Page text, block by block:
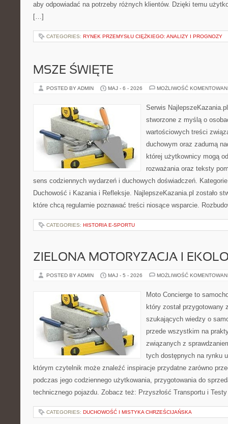
aby odpowiadać na potrzeby różnych klientów. Dzięki temu
[…]
CATEGORIES: RYNEK PRZEMYSŁU CIĘŻKIEGO: ANALIZY I PROGNOZY
MSZE ŚWIĘTE
POSTED BY ADMIN MAJ - 6 - 2026 MOŻLIWOŚĆ
Serwis
stworzone z myślą o
wartościowych treści
duchowym oraz zadumą
której użytkownicy mogą
rozważania oraz teksty
sens codziennych wydarzeń i duchowych doświadczeń.
Duchowość i Kazania i Refleksje. NajlepszeKazania.pl zostało
które chcą regularnie poznawać treści niosące wsparcie.
CATEGORIES: HISTORIA E-SPORTU
ZIELONA MOTORYZACJA I
POSTED BY ADMIN MAJ - 5 - 2026 MOŻLIWOŚĆ
Moto Concierge to
który został przygotowany
szukających wiedzy o
przede wszystkim na
związanych z
tych dostępnych na rynku
którym czytelnik może znaleźć inspiracje przydatne zarówno
podczas jego codziennego użytkowania, przygotowania do
technicznego pojazdu. Zobacz też: Przyszłość Transportu i
CATEGORIES: DUCHOWOŚĆ I MISTYKA CHRZEŚCIJAŃSKA